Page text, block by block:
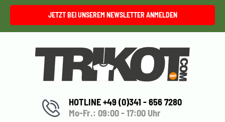
JETZT BEI UNSEREM NEWSLETTER ANMELDEN
HOTLINE +49 (0)341 - 656 7280
Mo-Fr.: 09:00 - 17:00 Uhr